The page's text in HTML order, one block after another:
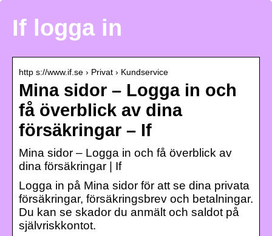
If logga in
http s://www.if.se › Privat › Kundservice
Mina sidor – Logga in och
få överblick av dina
försäkringar – If
Mina sidor – Logga in och få överblick av
dina försäkringar | If
Logga in på Mina sidor för att se dina privata
försäkringar, försäkringsbrev och betalningar.
Du kan se skador du anmält och saldot på
självriskkontot.